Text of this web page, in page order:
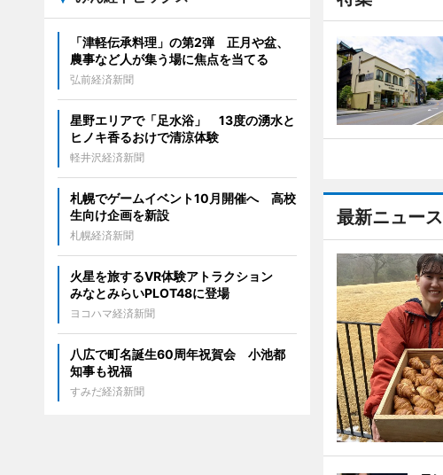
最新ニュース
「津軽伝承料理」の第2弾 正月や盆、
農事など人が集う場に焦点を当てる
弘前経済新聞
星野エリアで「足水浴」 13度の湧水と
ヒノキ香るおけで清涼体験
軽井沢経済新聞
札幌でゲームイベント10月開催へ 高校
生向け企画を新設
札幌経済新聞
火星を旅するVR体験アトラクション
みなとみらいPLOT48に登場
ヨコハマ経済新聞
八広で町名誕生60周年祝賀会 小池都
知事も祝福
すみだ経済新聞